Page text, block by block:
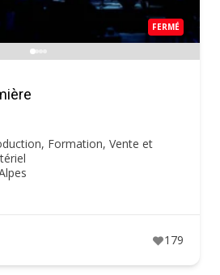
FERMÉ
Formation, Vente et
179